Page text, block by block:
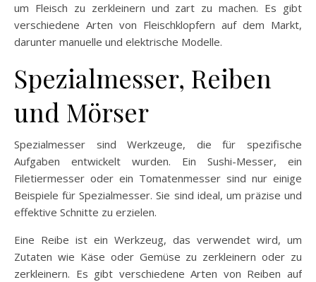
um Fleisch zu zerkleinern und zart zu machen. Es gibt
verschiedene Arten von Fleischklopfern auf dem Markt,
darunter manuelle und elektrische Modelle.
Spezialmesser, Reiben
und Mörser
Spezialmesser sind Werkzeuge, die für spezifische
Aufgaben entwickelt wurden. Ein Sushi-Messer, ein
Filetiermesser oder ein Tomatenmesser sind nur einige
Beispiele für Spezialmesser. Sie sind ideal, um präzise und
effektive Schnitte zu erzielen.
Eine Reibe ist ein Werkzeug, das verwendet wird, um
Zutaten wie Käse oder Gemüse zu zerkleinern oder zu
zerkleinern. Es gibt verschiedene Arten von Reiben auf